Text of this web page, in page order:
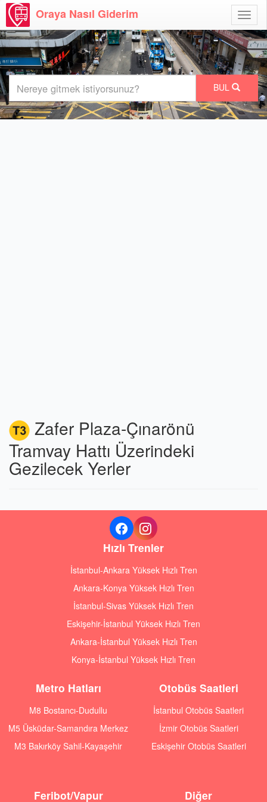
Aç
Oraya Nasıl Giderim
BUL
Zafer Plaza-Çınarönü
Tramvay Hattı Üzerindeki
Gezilecek Yerler
Hızlı Trenler
İstanbul-Ankara Yüksek Hızlı Tren
Ankara-Konya Yüksek Hızlı Tren
İstanbul-Sivas Yüksek Hızlı Tren
Eskişehir-İstanbul Yüksek Hızlı Tren
Ankara-İstanbul Yüksek Hızlı Tren
Konya-İstanbul Yüksek Hızlı Tren
Metro Hatları
M8 Bostancı-Dudullu
M5 Üsküdar-Samandıra Merkez
M3 Bakırköy Sahil-Kayaşehir
Otobüs Saatleri
İstanbul Otobüs Saatleri
İzmir Otobüs Saatleri
Eskişehir Otobüs Saatleri
Feribot/Vapur Diğer